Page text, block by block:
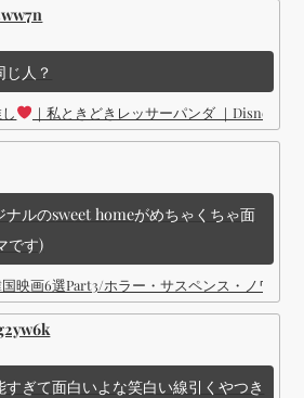
人？
｜私ときどきレッサーパンダ ｜Disney (
ルのsweet homeがめちゃくちゃ面
です)
国映画6選Part3/ホラー・サスペンス・ノワー
ぎて面白いよな笑白い線引くやつき